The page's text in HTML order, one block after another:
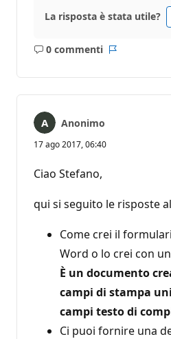
La risposta è stata utile?
0 commenti
Nessun
Anonimo
17 ago 2017, 06:40
Ciao Stefano,
qui si seguito le risposte
Come crei il
Word o lo crei con
È un documento
campi di stampa
campi testo di
Ci puoi fornire una